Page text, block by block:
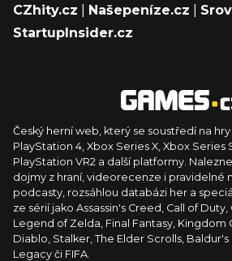
CZhity.cz
Našepeníze.cz
StartupInsider.cz
Český herní web, který se soustředí na
PlayStation 4, Xbox Series X, Xbox Series
PlayStation VR2 a další platformy.
dojmy z hraní, videorecenze i pravidelné
podcasty, rozsáhlou databázi her a
ze sérií jako Assassin's Creed, Call of
Legend of Zelda, Final Fantasy, Kingdom
Diablo, Stalker, The Elder Scrolls,
Legacy či FIFA.